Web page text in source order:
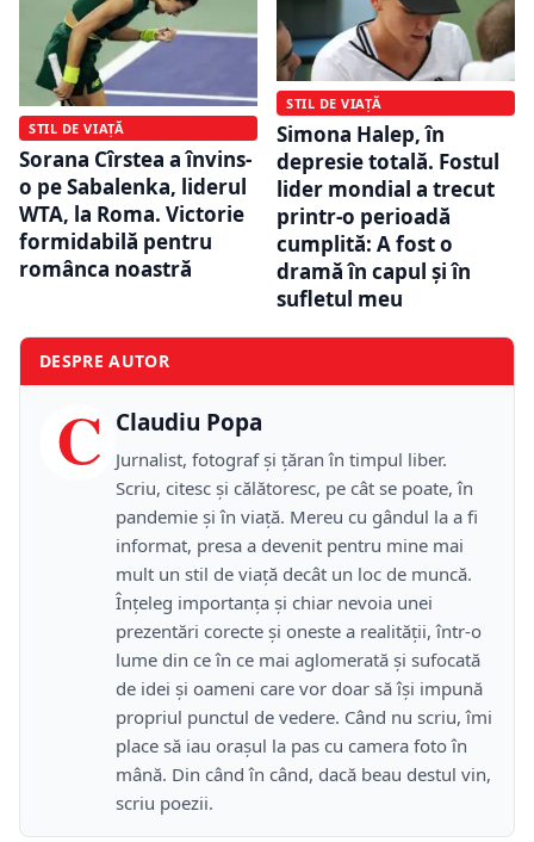
STIL DE VIAȚĂ
Sorana Cîrstea a învins-
o pe Sabalenka, liderul
WTA, la Roma. Victorie
formidabilă pentru
românca noastră
STIL DE VIAȚĂ
Simona Halep, în
depresie totală. Fostul
lider mondial a trecut
printr-o perioadă
cumplită: A fost o
dramă în capul și în
sufletul meu
DESPRE AUTOR
C Claudiu Popa
Jurnalist, fotograf și țăran în timpul liber.
Scriu, citesc și călătoresc, pe cât se poate, în
pandemie și în viață. Mereu cu gândul la a fi
informat, presa a devenit pentru mine mai
mult un stil de viață decât un loc de muncă.
Înțeleg importanța și chiar nevoia unei
prezentări corecte și oneste a realității, într-o
lume din ce în ce mai aglomerată și sufocată
de idei și oameni care vor doar să își impună
propriul punctul de vedere. Când nu scriu, îmi
place să iau orașul la pas cu camera foto în
mână. Din când în când, dacă beau destul vin,
scriu poezii.